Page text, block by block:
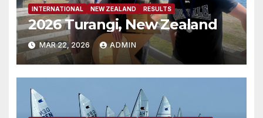
INTERNATIONAL NEW ZEALAND RESULTS
2026 Turangi, New Zealand
MAR 22, 2026 ADMIN